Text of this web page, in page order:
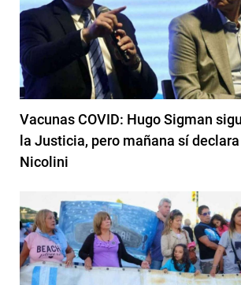
Vacunas COVID: Hugo Sigman
la Justicia, pero mañana sí
Nicolini